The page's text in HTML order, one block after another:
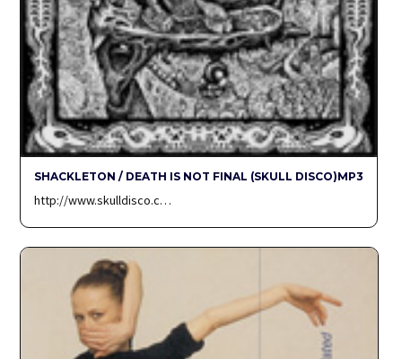
SHACKLETON / DEATH IS NOT FINAL (SKULL DISCO)MP3
http://www.skulldisco.c…